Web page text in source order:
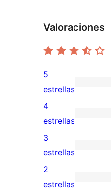
Valoraciones
5
valoraciones
de
5
estrellas
5
estrellas
1
valoración
de
4
estrellas
4
estrellas
1
valoración
de
3
estrellas
2
2
estrellas